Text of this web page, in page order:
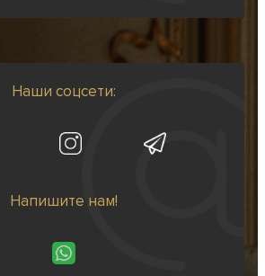
Наши соцсети:
Напишите нам!